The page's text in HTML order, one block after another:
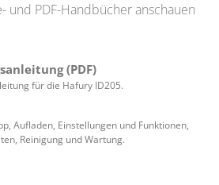
und PDF-Handbücher anschauen
(PDF)
für die Hafury ID205.
Aufladen, Einstellungen und Funktionen,
Reinigung und Wartung.